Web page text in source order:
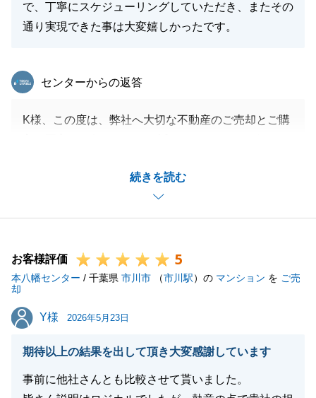
で、丁寧にスケジューリングしていただき、またその
通り実現できた事は大変嬉しかったです。
続きを読む
東急リバブル
センターからの返答
K様、この度は、弊社へ大切な不動産のご売却とご購
ご購入先のリフォーム相談から、住宅ローンのスケジ
Ｋ様の全面協力があってこそ全て実現したと感じてお
長期間お付き合いいただき重ねてお礼申し上げます。
今後また、不動産のことでお困り事がございました
閉じる
お客様評価 5
本八幡センター / 千葉県 市川市 （市川駅）の マンション を ご売
却
Y様
Y様 2026年5月23日
期待以上の結果を出して頂き大変感謝しています
事前に他社さんとも比較させて貰いました。